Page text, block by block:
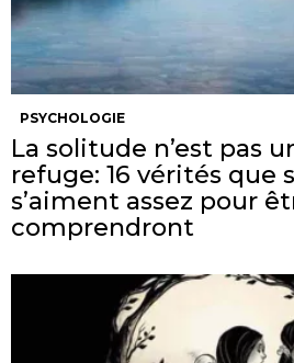
PSYCHOLOGIE
La solitude n’est pas
refuge: 16 vérités que
s’aiment assez pour
comprendront